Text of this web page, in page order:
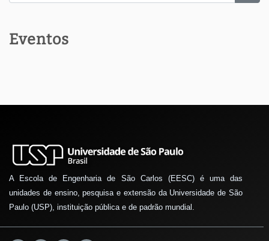
Eventos
A Escola de Engenharia de São Carlos (EESC) é uma das
unidades de ensino, pesquisa e extensão da Universidade de São
Paulo (USP), instituição pública e de padrão mundial.